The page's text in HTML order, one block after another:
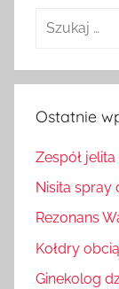
Szukaj:
Ostatnie
Zespół
Nisita spray
Rezonans
Kołdry
Ginekolog